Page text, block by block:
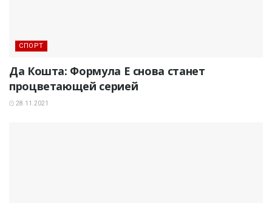
СПОРТ
Да Кошта: Формула E снова станет
процветающей серией
28.11.2021